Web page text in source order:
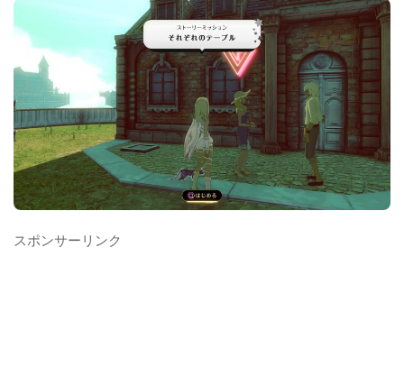
スポンサーリンク